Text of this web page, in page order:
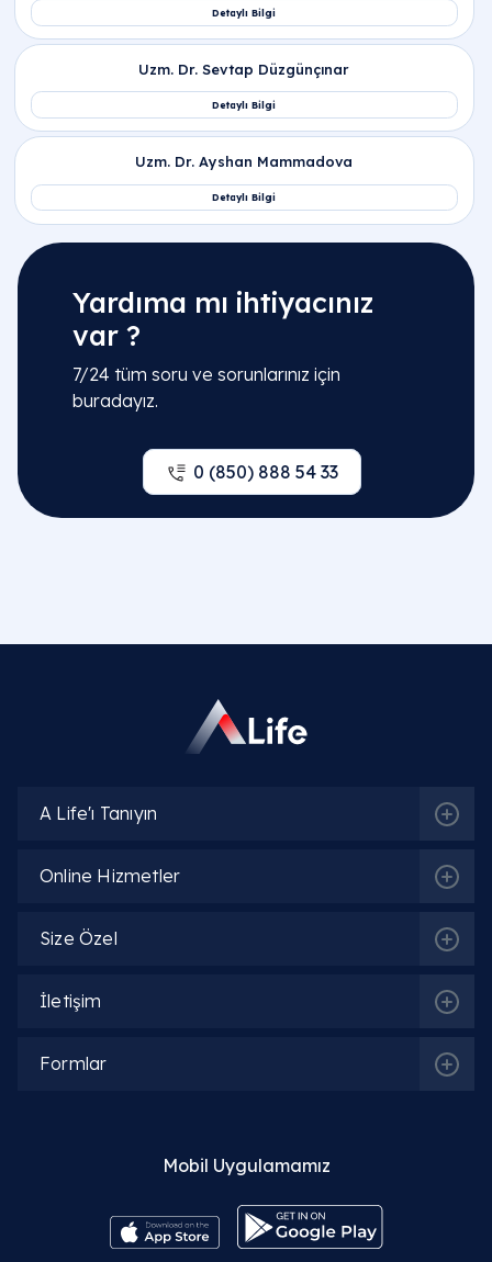
Yardıma mı ihtiyacınız
var ?
7/24 tüm soru ve sorunlarınız için
buradayız.
0 (850) 888 54 33
A Life'ı Tanıyın
Online Hizmetler
Size Özel
İletişim
Formlar
Mobil Uygulamamız